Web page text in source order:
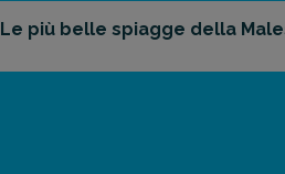
Le più belle spiagge della